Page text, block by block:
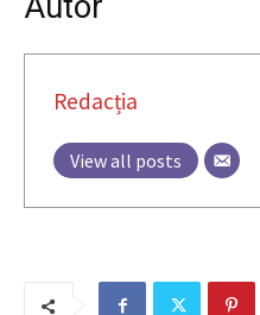
Redacția
View all posts